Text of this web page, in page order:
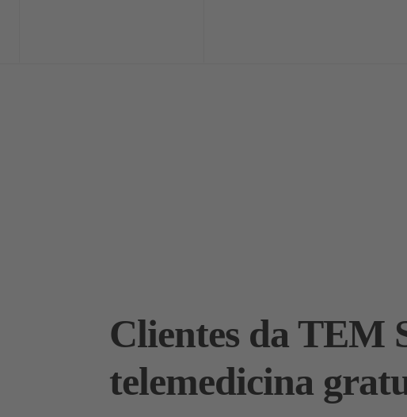
Clientes da TEM
telemedicina